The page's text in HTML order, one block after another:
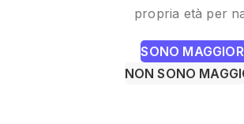
propria età per
SONO
NON SONO